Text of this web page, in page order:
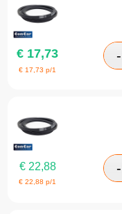
€ 17,73
€ 17,73 p/1
€22,88
€22,88 p/1